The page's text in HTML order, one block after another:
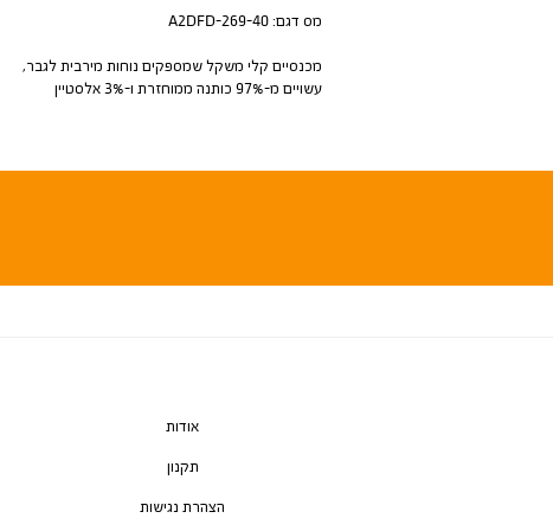
מס דגם:A2DFD-269-40
מכנסיים קלי משקל שמספקים נוחות מירבית לגבר,
עשויים מ-97% כותנה ממוחזרת ו-3% אלסטיין
אודות
תקנון
הצהרת נגישות